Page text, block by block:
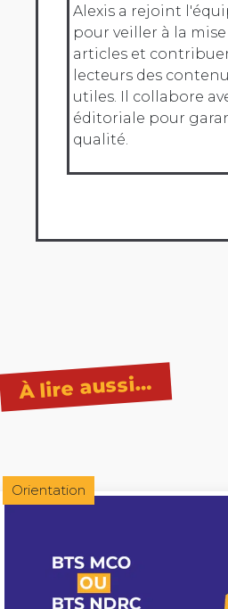
Alexis a rejoint
pour veiller à la
articles et
lecteurs des
utiles. Il collabore
éditoriale pour
qualité.
À lire aussi…
Orientation